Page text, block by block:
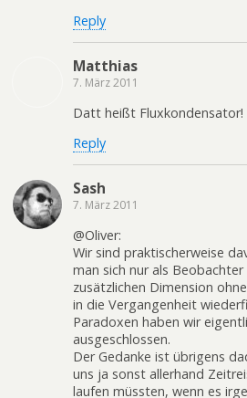
Reply
Matthias
7. März 2011
Datt heißt Fluxkondensator!
Reply
Sash
7. März 2011
@Oliver:
Wir sind praktischerweise
man sich nur als
zusätzlichen Dimension
in die Vergangenheit
Paradoxen haben wir
ausgeschlossen.
Der Gedanke ist übrigens
uns ja sonst allerhand
laufen müssten, wenn es